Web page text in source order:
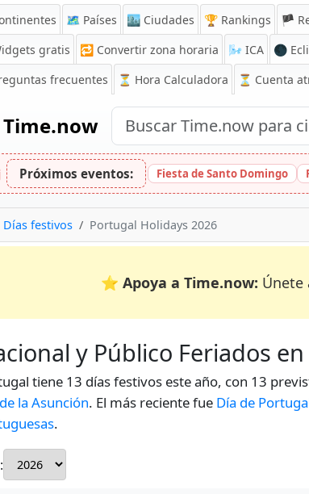
🗺️ Países 🏙️ Ciudades 🏆 Rankings 🏴
gratis
🔁 Convertir zona horaria 🌬️ ICA 🌑
frecuentes ⏳ Hora Calculadora ⏳ Cuenta
Time.now
Próximos eventos: Fiesta de Santo Domingo
Días festivos Portugal Holidays 2026
⭐ Apoya a Time.now: Únete
y Público Feriados
tiene 13 días festivos este año, con 13
la Asunción. El más reciente fue Día de
.